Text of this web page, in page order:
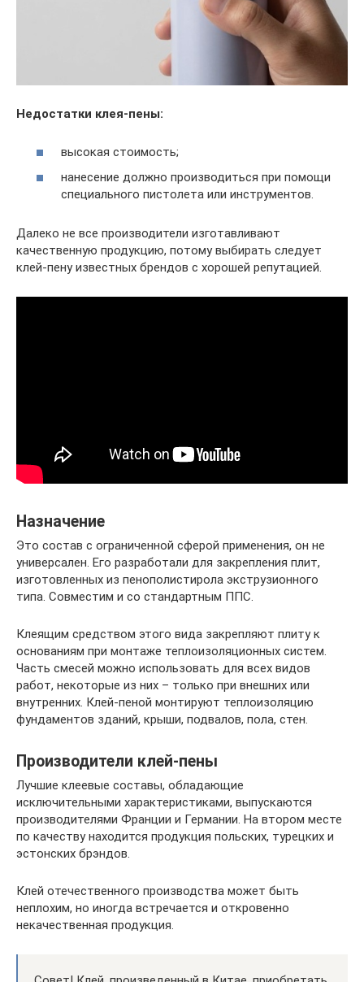
Недостатки клея-пены:
высокая стоимость;
нанесение должно производиться при помощи
специального пистолета или инструментов.
Далеко не все производители изготавливают
качественную продукцию, потому выбирать следует
клей-пену известных брендов с хорошей репутацией.
Назначение
Это состав с ограниченной сферой применения, он не
универсален. Его разработали для закрепления плит,
изготовленных из пенополистирола экструзионного
типа. Совместим и со стандартным ППС.
Клеящим средством этого вида закрепляют плиту к
основаниям при монтаже теплоизоляционных систем.
Часть смесей можно использовать для всех видов
работ, некоторые из них – только при внешних или
внутренних. Клей-пеной монтируют теплоизоляцию
фундаментов зданий, крыши, подвалов, пола, стен.
Производители клей-пены
Лучшие клеевые составы, обладающие
исключительными характеристиками, выпускаются
производителями Франции и Германии. На втором месте
по качеству находится продукция польских, турецких и
эстонских брэндов.
Клей отечественного производства может быть
неплохим, но иногда встречается и откровенно
некачественная продукция.